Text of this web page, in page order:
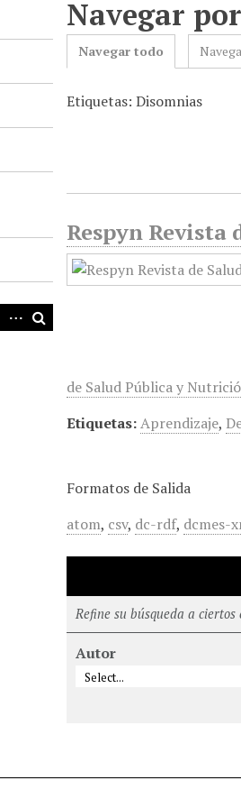
Navegar
Navegar todo
Etiquetas: Disomnias
Respyn Revista
de Salud Pública y
Etiquetas:Aprendizaje,
Formatos de Salida
atom, csv, dc-rdf, dcmes-
Refine su búsqueda a ciertos
Autor